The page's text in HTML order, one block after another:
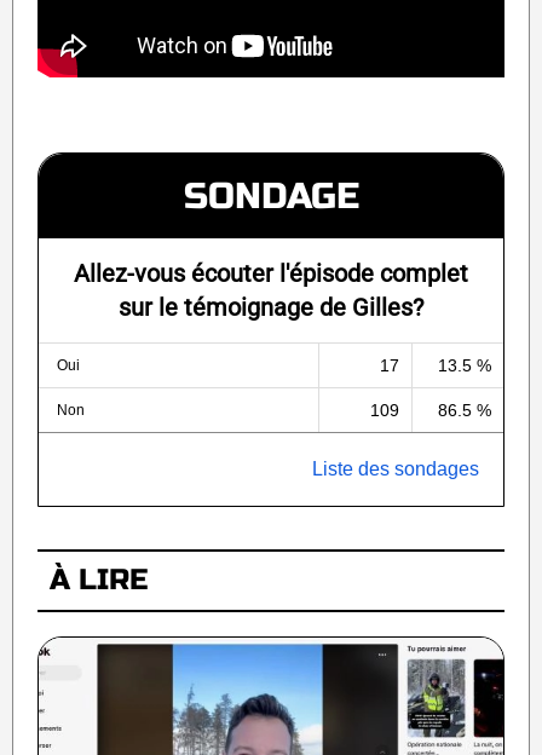
SONDAGE
Allez-vous écouter l'épisode complet
sur le témoignage de Gilles?
Oui 17 13.5 %
Non 109 86.5 %
Liste des sondages
À LIRE